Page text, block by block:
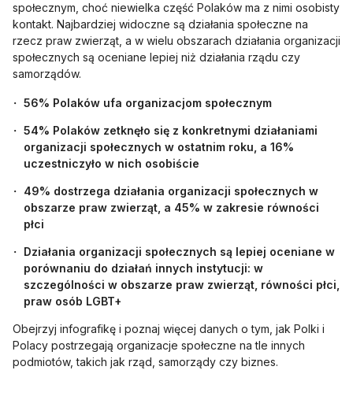
społecznym, choć niewielka część Polaków ma z nimi osobisty
kontakt. Najbardziej widoczne są działania społeczne na
rzecz praw zwierząt, a w wielu obszarach działania organizacji
społecznych są oceniane lepiej niż działania rządu czy
samorządów.
56% Polaków ufa organizacjom społecznym
54% Polaków zetknęło się z konkretnymi działaniami
organizacji społecznych w ostatnim roku, a 16%
uczestniczyło w nich osobiście
49% dostrzega działania organizacji społecznych w
obszarze praw zwierząt, a 45% w zakresie równości
płci
Działania organizacji społecznych są lepiej oceniane w
porównaniu do działań innych instytucji: w
szczególności w obszarze praw zwierząt, równości płci,
praw osób LGBT+
Obejrzyj infografikę i poznaj więcej danych o tym, jak Polki i
Polacy postrzegają organizacje społeczne na tle innych
podmiotów, takich jak rząd, samorządy czy biznes.